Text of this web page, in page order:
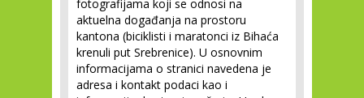
fotografijama koji se odnosi na
aktuelna događanja na prostoru
kantona (biciklisti i maratonci iz Bihaća
krenuli put Srebrenice). U osnovnim
informacijama o stranici navedena je
adresa i kontakt podaci kao i